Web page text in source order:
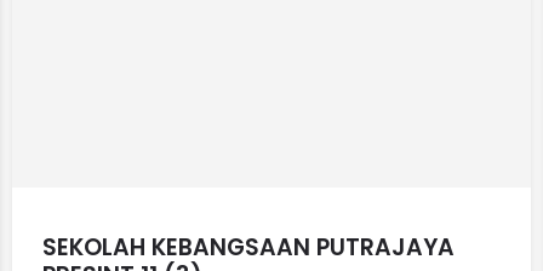
SEKOLAH KEBANGSAAN PUTRAJAYA